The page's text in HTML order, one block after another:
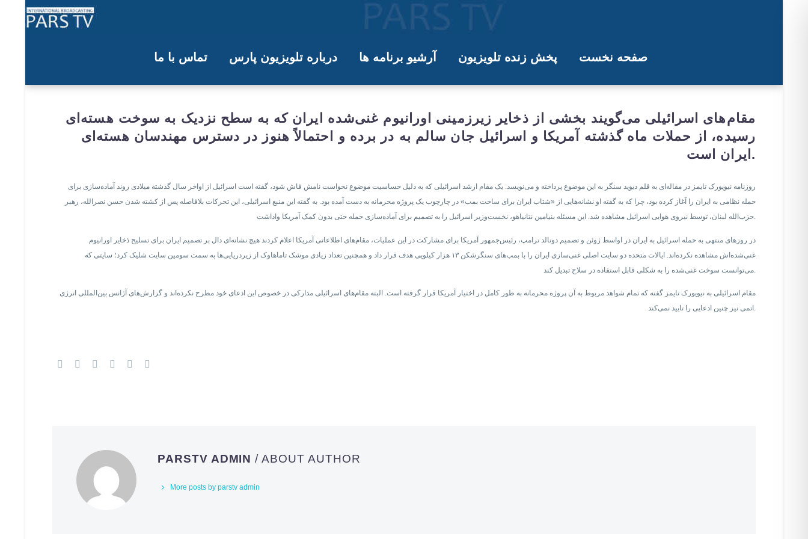
تماس با ما درباره تلویزیون پارس آرشیو برنامه ها پخش زنده تلویزیون صفحه نخست
نیویورک تایمز: بخشی از اورانیوم ۶۰ درصد ایران از حملات اسرائيل جان سالم به در برده است
مقام‌های اسرائیلی می‌گویند بخشی از ذخایر زیرزمینی اورانیوم غنی‌شده ایران که به سطح نزدیک به سوخت هسته‌ای
رسیده، از حملات ماه گذشته آمریکا و اسرائیل جان سالم به در برده و احتمالاً هنوز در دسترس مهندسان هسته‌ای
ایران است.
روزنامه نیویورک تایمز در مقاله‌ای به قلم دیوید سنگر به این موضوع پرداخته و می‌نویسد: یک مقام ارشد اسرائیلی که به دلیل حساسیت موضوع نخواست نامش فاش شود، گفته است اسرائیل از اواخر سال گذشته میلادی روند آماده‌سازی برای
حمله نظامی به ایران را آغاز کرده بود، چرا که به گفته او نشانه‌هایی از «شتاب ایران برای ساخت بمب» در چارچوب یک پروژه محرمانه به دست آمده بود. به گفته این منبع اسرائيلی، این تحرکات بلافاصله پس از کشته شدن حسن نصرالله، رهبر
حزب‌الله لبنان، توسط نیروی هوایی اسرائیل مشاهده شد. این مسئله بنیامین نتانیاهو، نخست‌وزیر اسرائیل را به تصمیم برای آماده‌سازی حمله حتی بدون کمک آمریکا واداشت.
در روزهای منتهی به حمله اسرائیل به ایران در اواسط ژوئن و تصمیم دونالد ترامپ، رئیس‌جمهور آمریکا برای مشارکت در این عملیات، مقام‌های اطلاعاتی آمریکا اعلام کردند هیچ نشانه‌ای دال بر تصمیم ایران برای تسلیح ذخایر اورانیوم
غنی‌شده‌اش مشاهده نکرده‌اند. ایالات متحده دو سایت اصلی غنی‌سازی ایران را با بمب‌های سنگرشکن ۱۳ هزار کیلویی هدف قرار داد و همچنین تعداد زیادی موشک تاماهاوک از زیردریایی‌ها به سمت سومین سایت شلیک کرد؛ سایتی که
مقام اسرائیلی به نیویورک تایمز گفته که تمام شواهد مربوط به آن پروژه محرمانه به طور کامل در اختیار آمریکا قرار گرفته است. البته مقام‌های اسرائيلی مدارکی در خصوص این ادعای خود مطرح نکرده‌اند و گزارش‌های آژانس بین‌المللی انرژی
PARSTV ADMIN/ ABOUT AUTHOR
More posts by parstv admin